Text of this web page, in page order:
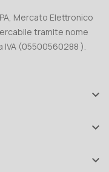
Mercato Elettronico
tramite nome
(05500560288 ).


